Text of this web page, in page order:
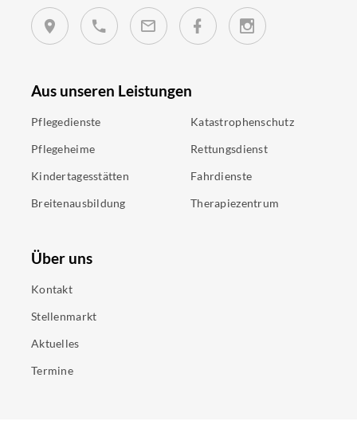
Aus unseren Leistungen
Pflegedienste
Pflegeheime
Kindertagesstätten
Breitenausbildung
Katastrophenschutz
Rettungsdienst
Fahrdienste
Therapiezentrum
Über uns
Kontakt
Stellenmarkt
Aktuelles
Termine